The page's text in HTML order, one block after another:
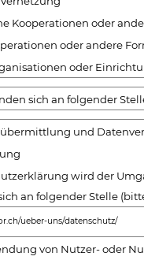
Kooperationen oder
oder andere
oder
sich an folgender
und
wird der
an folgender Stelle
ueber-uns/datenschutz/
von Nutzer- oder